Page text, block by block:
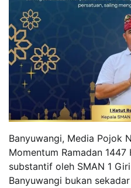
Banyuwangi, Media Pojok
Momentum Ramadan
substantif oleh SMAN 1
Banyuwangi bukan